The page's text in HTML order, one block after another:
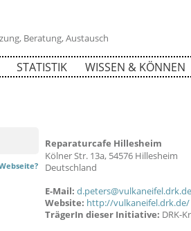
Beratung, Austausch
STATISTIK WISSEN & KÖNNEN
Reparaturcafe Hillesheim
Kölner Str. 13a, 54576 Hillesheim
Deutschland
E-Mail: d.peters@vulkaneifel.drk.de
Website: http://vulkaneifel.drk.de/
TrägerIn dieser Initiative: DRK-